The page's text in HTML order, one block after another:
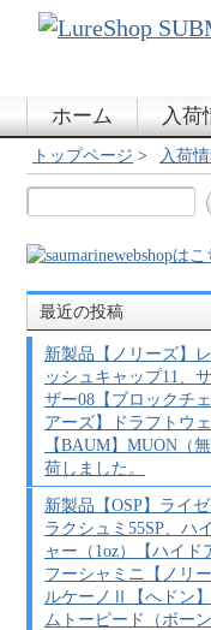
ホーム 入荷
トップページ 入荷
最近の投稿
新製品【ノリーズ】
ッシュキャップ11、
ザー08【ブロックチ
アーズ】ドラフトウ
【BAUM】MUON（
荷しました。
新製品【OSP】ライゼ
ラクシュミ55SP、ハ
ャー（1oz）【ハイド
フーシャミニ【ノリ
ルケーノⅡ【へドン
ムトーピード（ボー